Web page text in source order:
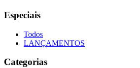
Especiais
Todos
LANÇAMENTOS
Categorias